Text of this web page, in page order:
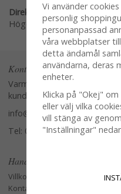
Direktlänk:
Högerklicka och kopiera
Kontakta oss
Varmt välkommen att
kundtjänst.
info@glasverandan.se
Tel: 079-3495968
Handla
Villkor
Kontakta oss
Vi använder
personlig
personanpassad
våra webbplatser
detta ändamål
användarna, deras
enheter.
Klicka på "Okej"
eller välj vilka
vill stänga av
"Inställningar"